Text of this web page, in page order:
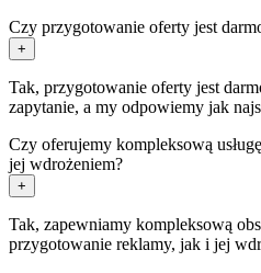
Czy przygotowanie oferty jest
+
Tak, przygotowanie oferty jest
zapytanie, a my odpowiemy jak
Czy oferujemy kompleksową
jej wdrożeniem?
+
Tak, zapewniamy kompleksową
przygotowanie reklamy, jak i jej